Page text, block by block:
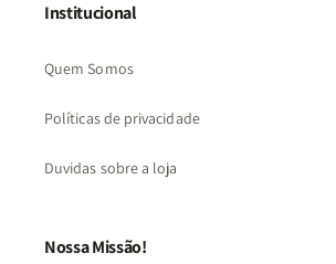
Institucional
Quem Somos
Políticas de privacidade
Duvidas sobre a loja
Nossa Missão!